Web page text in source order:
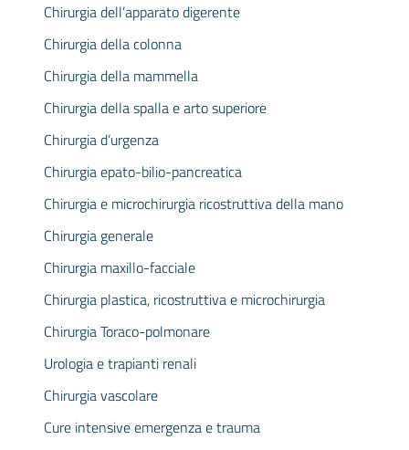
Chirurgia dell’apparato digerente
Chirurgia della colonna
Chirurgia della mammella
Chirurgia della spalla e arto superiore
Chirurgia d’urgenza
Chirurgia epato-bilio-pancreatica
Chirurgia e microchirurgia ricostruttiva della mano
Chirurgia generale
Chirurgia maxillo-facciale
Chirurgia plastica, ricostruttiva e microchirurgia
Chirurgia Toraco-polmonare
Urologia e trapianti renali
Chirurgia vascolare
Cure intensive emergenza e trauma